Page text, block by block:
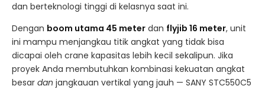
dan berteknologi tinggi di kelasnya saat ini.
Dengan boom utama 45 meter dan flyjib 16 meter, unit
ini mampu menjangkau titik angkat yang tidak bisa
dicapai oleh crane kapasitas lebih kecil sekalipun. Jika
proyek Anda membutuhkan kombinasi kekuatan angkat
besar dan jangkauan vertikal yang jauh — SANY STC550C5